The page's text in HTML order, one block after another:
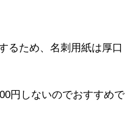
るため、名刺用紙は厚口
円しないのでおすすめで